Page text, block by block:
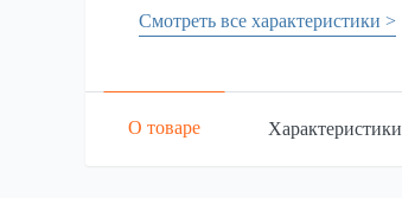
Смотреть все характеристики >
О товаре Характеристики